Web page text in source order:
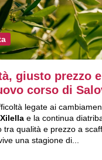
giusto prezzo
corso di
legate ai
Xilella e la continua
tra qualità e prezzo a
una stagione di...